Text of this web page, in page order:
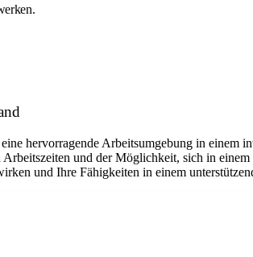
hervorragende Arbeitsumgebung in einem
und der Möglichkeit, sich in
und Ihre Fähigkeiten in einem